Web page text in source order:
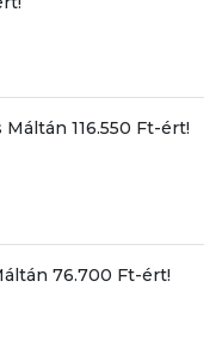
116.550 Ft-ért!
76.700 Ft-ért!